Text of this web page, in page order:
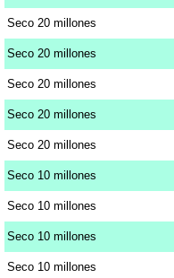
Seco 20 millones
Seco 20 millones
Seco 20 millones
Seco 20 millones
Seco 20 millones
Seco 10 millones
Seco 10 millones
Seco 10 millones
Seco 10 millones